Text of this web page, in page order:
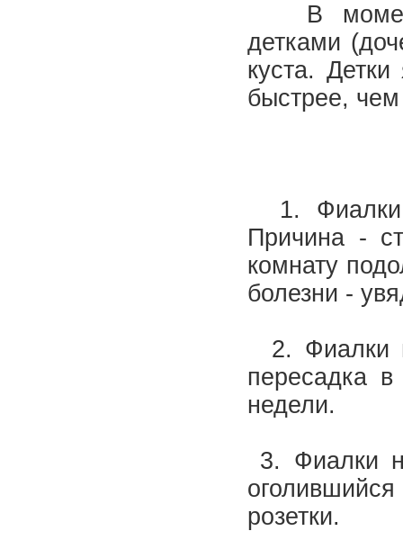
В момент
детками
куста.
быстрее,
1. Фиалки
Причина -
комнату
болезни -
2. Фиалки
пересадка
недели.
3. Фиалки
розетки.